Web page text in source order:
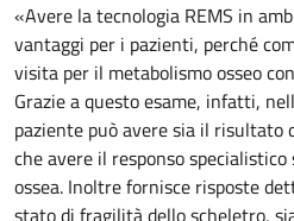
«Avere la tecnologia REMS in
vantaggi per i pazienti, perché
visita per il metabolismo osseo
Grazie a questo esame, infatti,
paziente può avere sia il risultato
che avere il responso
ossea. Inoltre fornisce risposte